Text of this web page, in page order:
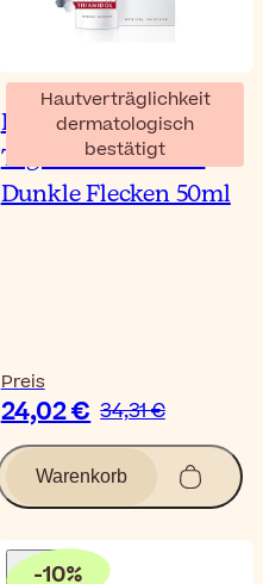
Hautverträglichkeit
dermatologisch
bestätigt
Eucerin Anti-Pigment
Tagescreme LSF30
Dunkle Flecken 50ml
Preis
24,02 € 34,31 €
Warenkorb
-10%